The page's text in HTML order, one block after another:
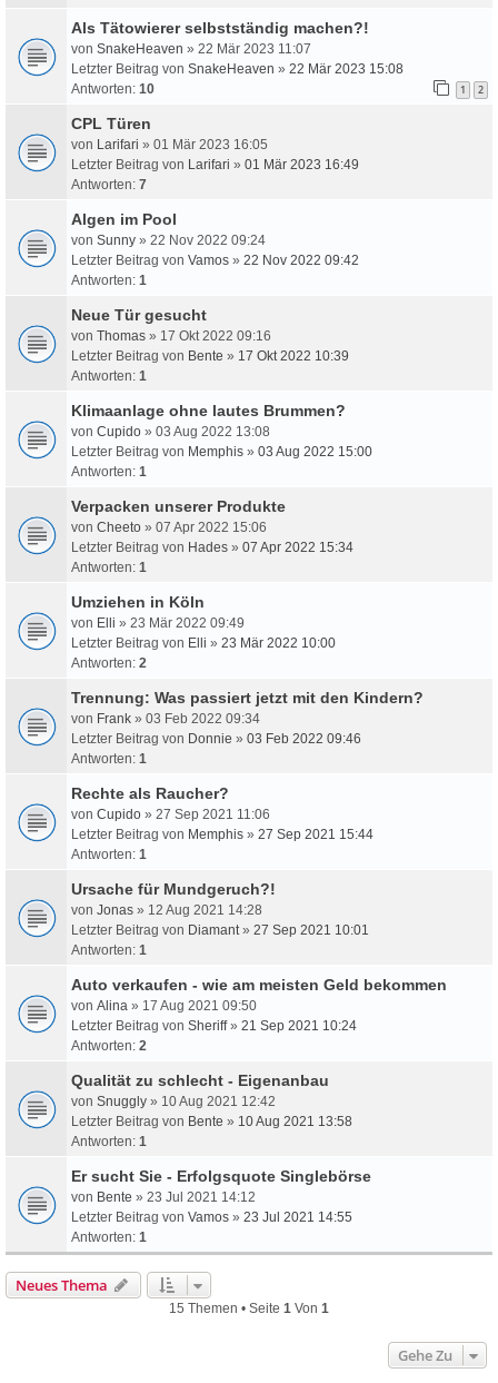
Als Tätowierer selbstständig machen?!
von SnakeHeaven » 22 Mär 2023 11:07
Letzter Beitrag von SnakeHeaven » 22 Mär 2023 15:08
Antworten: 10 1 2
CPL Türen
von Larifari » 01 Mär 2023 16:05
Letzter Beitrag von Larifari » 01 Mär 2023 16:49
Antworten: 7
Algen im Pool
von Sunny » 22 Nov 2022 09:24
Letzter Beitrag von Vamos » 22 Nov 2022 09:42
Antworten: 1
Neue Tür gesucht
von Thomas » 17 Okt 2022 09:16
Letzter Beitrag von Bente » 17 Okt 2022 10:39
Antworten: 1
Klimaanlage ohne lautes Brummen?
von Cupido » 03 Aug 2022 13:08
Letzter Beitrag von Memphis » 03 Aug 2022 15:00
Antworten: 1
Verpacken unserer Produkte
von Cheeto » 07 Apr 2022 15:06
Letzter Beitrag von Hades » 07 Apr 2022 15:34
Antworten: 1
Umziehen in Köln
von Elli » 23 Mär 2022 09:49
Letzter Beitrag von Elli » 23 Mär 2022 10:00
Antworten: 2
Trennung: Was passiert jetzt mit den Kindern?
von Frank » 03 Feb 2022 09:34
Letzter Beitrag von Donnie » 03 Feb 2022 09:46
Antworten: 1
Rechte als Raucher?
von Cupido » 27 Sep 2021 11:06
Letzter Beitrag von Memphis » 27 Sep 2021 15:44
Antworten: 1
Ursache für Mundgeruch?!
von Jonas » 12 Aug 2021 14:28
Letzter Beitrag von Diamant» 27 Sep 2021 10:01
Antworten: 1
Auto verkaufen - wie am meisten Geld bekommen
von Alina » 17 Aug 2021 09:50
Letzter Beitrag von Sheriff» 21 Sep 2021 10:24
Antworten: 2
Qualität zu schlecht - Eigenanbau
von Snuggly » 10 Aug 2021 12:42
Letzter Beitrag von Bente » 10 Aug 2021 13:58
Antworten: 1
Er sucht Sie - Erfolgsquote Singlebörse
von Bente » 23 Jul 2021 14:12
Letzter Beitrag von Vamos » 23 Jul 2021 14:55
Antworten: 1
Neues Thema
15 Themen • Seite 1 Von 1
Gehe Zu